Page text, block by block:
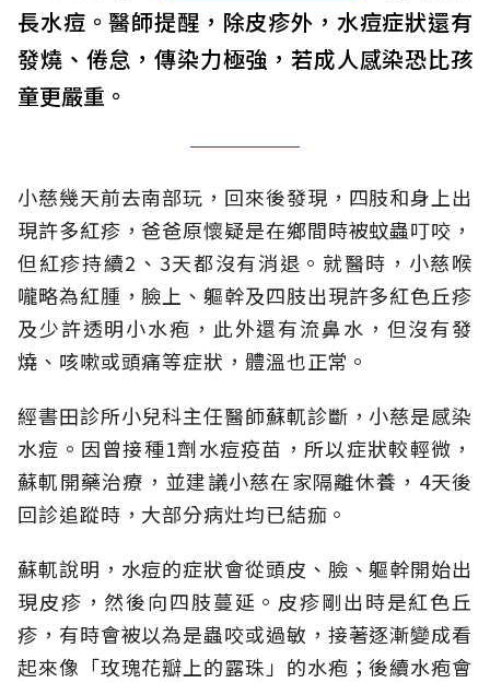
長水痘。醫師提醒，除皮疹外，水痘症狀還有
發燒、倦怠，傳染力極強，若成人感染恐比孩
童更嚴重。
小慈幾天前去南部玩，回來後發現，四肢和身上出
現許多紅疹，爸爸原懷疑是在鄉間時被蚊蟲叮咬，
但紅疹持續2、3天都沒有消退。就醫時，小慈喉
嚨略為紅腫，臉上、軀幹及四肢出現許多紅色丘疹
及少許透明小水疱，此外還有流鼻水，但沒有發
燒、咳嗽或頭痛等症狀，體溫也正常。
經書田診所小兒科主任醫師蘇軏診斷，小慈是感染
水痘。因曾接種1劑水痘疫苗，所以症狀較輕微，
蘇軏開藥治療，並建議小慈在家隔離休養，4天後
回診追蹤時，大部分病灶均已結痂。
蘇軏說明，水痘的症狀會從頭皮、臉、軀幹開始出
現皮疹，然後向四肢蔓延。皮疹剛出時是紅色丘
疹，有時會被以為是蟲咬或過敏，接著逐漸變成看
起來像「玫瑰花瓣上的露珠」的水疱；後續水疱會